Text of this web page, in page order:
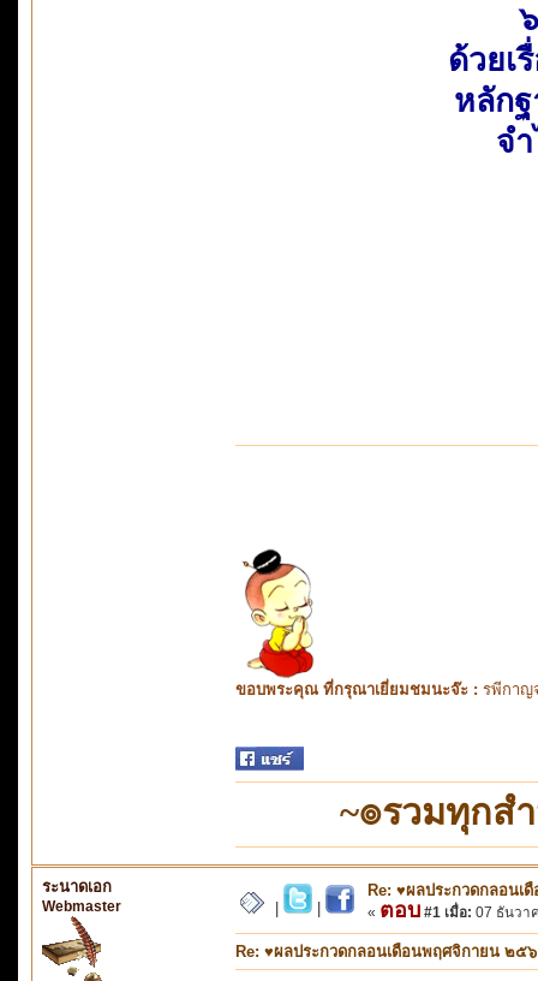
ด้วยเ
หลัก
จ
ขอบพระคุณ ที่กรุณาเยี่ยมชมนะจ๊ะ : รพีกาญ
~๏รวมทุกส
ระนาดเอก
Webmaster
Re: ♥ผลประกวดกลอนเ
« ตอบ #1 เมื่อ: 07 ธันวา
Re: ♥ผลประกวดกลอนเดือนพฤศจิกายน ๒๕